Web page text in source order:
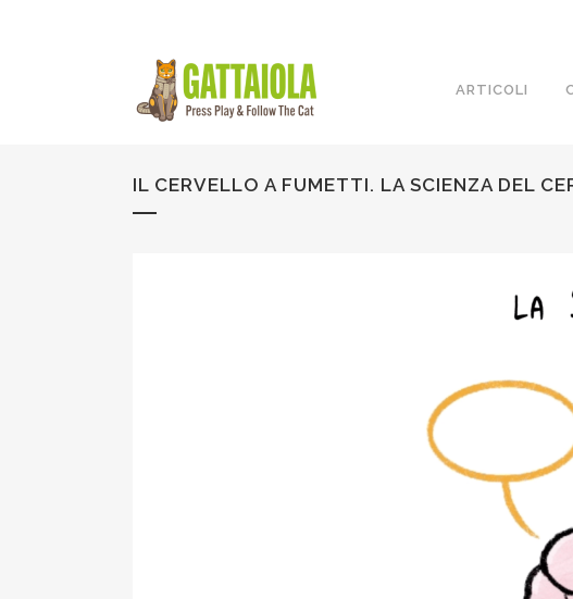
ARTICOLI
IL CERVELLO A FUMETTI. LA SCIENZA DEL